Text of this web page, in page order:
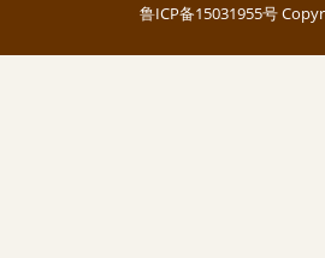
鲁ICP备15031955号